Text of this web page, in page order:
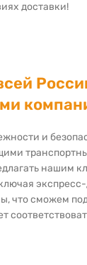
доставки!
и
нашим
что сможем